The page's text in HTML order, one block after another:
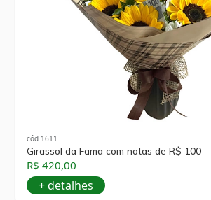
cód 1611
Girassol da Fama com notas de R$ 100
R$ 420,00
+ detalhes